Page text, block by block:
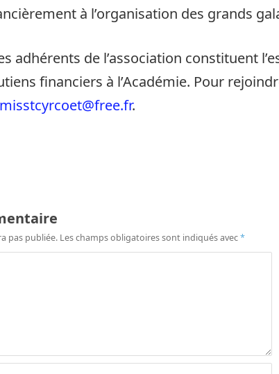
à l’organisation des grands
adhérents de l’association constituent
financiers à l’Académie. Pour
.
pas publiée. Les champs obligatoires sont indiqués avec*